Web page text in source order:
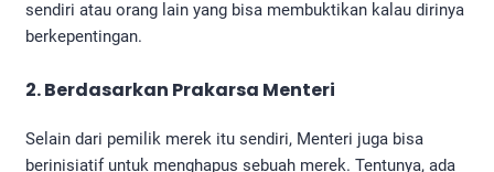
sendiri atau orang lain yang bisa membuktikan kalau dirinya
berkepentingan.
2. Berdasarkan Prakarsa Menteri
Selain dari pemilik merek itu sendiri, Menteri juga bisa
berinisiatif untuk menghapus sebuah merek. Tentunya, ada